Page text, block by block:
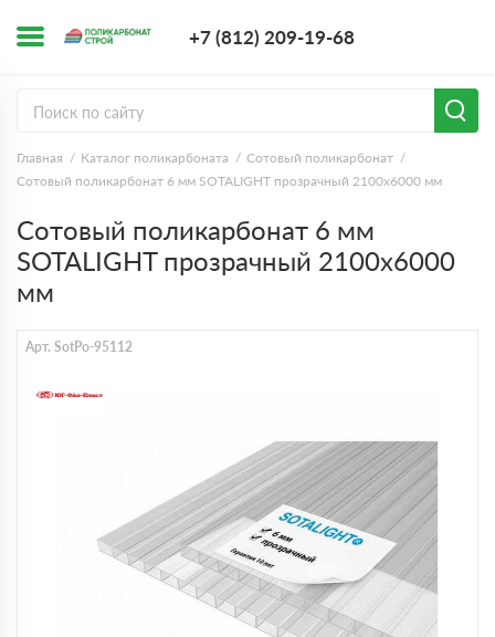
+7 (812) 209-19-68
Главная Каталог поликарбоната
Сотовый поликарбонат
Сотовый поликарбонат 6 мм SOTALIGHT прозрачный 2100х6000 мм
Сотовый поликарбонат 6 мм
SOTALIGHT прозрачный 2100х6000
мм
Арт. SotPo-95112